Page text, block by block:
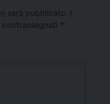
sarà pubblicato.
*